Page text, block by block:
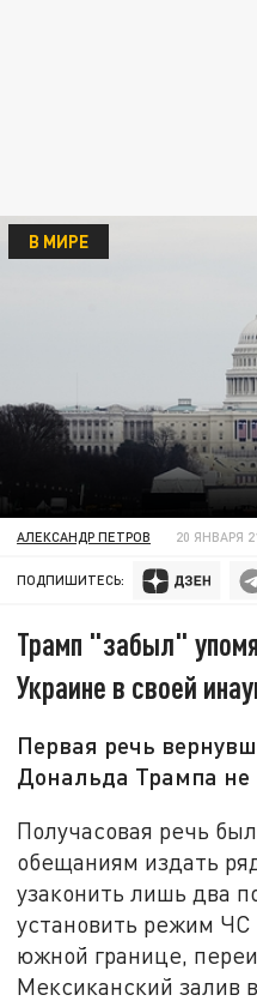
В МИРЕ
АЛЕКСАНДР ПЕТРОВ 20 ЯНВАРЯ
ПОДПИШИТЕСЬ:
Трамп "забыл"
Украине в своей
Первая речь
Дональда Трампа
Получасовая речь
обещаниям издать
узаконить лишь два
установить режим ЧС
южной границе,
Мексиканский залив